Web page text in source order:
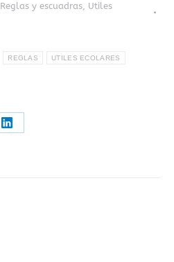
Reglas y escuadras, Utiles
REGLAS UTILES ECOLARES
Share